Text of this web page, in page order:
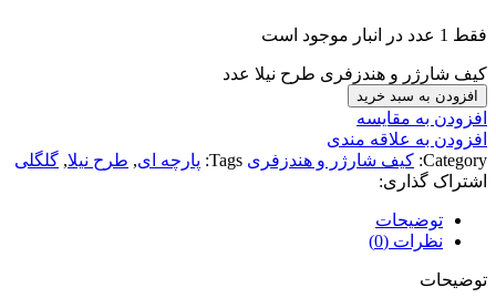
فقط 1 عدد در انبار موجود است
کیف شارژر و هندزفری طرح نیلا عدد
افزودن به سبد خرید
افزودن به مقایسه
افزودن به علاقه مندی
Category: کیف شارژر و هندزفری Tags: پارچه ای, طرح نیلا, گلگلی
اشتراک گذاری:
توضیحات
نظرات (0)
توضیحات